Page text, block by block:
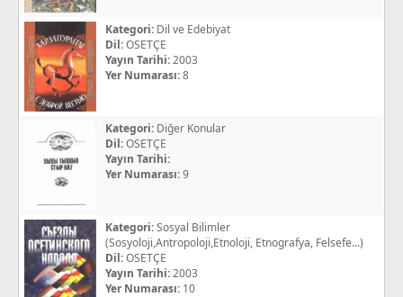
Kategori: Dil ve Edebiyat
Dil:OSETÇE
Yayın Tarihi:2003
Yer Numarası:8
Kategori: Diğer Konular
Dil:OSETÇE
Yayın Tarihi:
Yer Numarası:9
Kategori:Sosyal Bilimler
(Sosyoloji,Antropoloji,Etnoloji, Etnografya, Felsefe...)
Dil:OSETÇE
Yayın Tarihi:2003
Yer Numarası: 10